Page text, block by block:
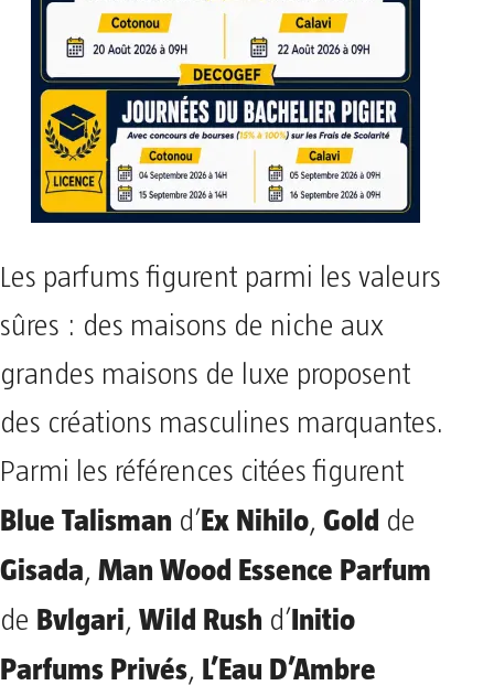
Les parfums figurent parmi les valeurs
sûres : des maisons de niche aux
grandes maisons de luxe proposent
des créations masculines marquantes.
Parmi les références citées figurent
Blue Talisman d’Ex Nihilo, Gold de
Gisada, Man Wood Essence Parfum
de Bvlgari, Wild Rush d’Initio
Parfums Privés, L’Eau D’Ambre